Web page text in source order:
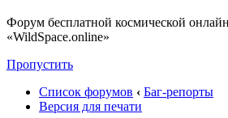
Форум бесплатной космической
«WildSpace.online»
Пропустить
Список форумов ‹ Баг-репорты
Версия для печати